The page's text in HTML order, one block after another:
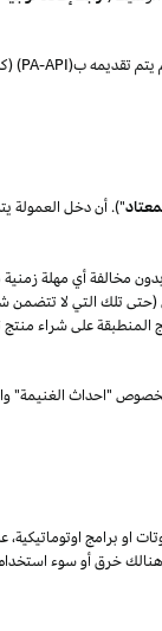
يتم تقديمه ب(PA-API
)
"). أن دخل العمولة
مخالفة أي مهلة
(حتى تلك التي لا تتضمن
المنطبقة على شراء
"احداث الغنيمة"
او برامج اوتوماتيكية،
خرق أو سوء